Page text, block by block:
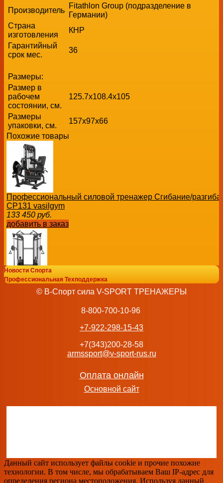
Производитель
Fitathlon Group (подразделение в
Германии)
Страна
изготовления
КНР
Гарантийный
срок мес.
36
Размеры:
Размер в
рабочем
состоянии, см.
125.7х108.4x105
Размеры
упаковки, см.
157х97x66
Похожие товары
Профессиональный силовой тренажер Сгибание/
CP131 vasilgym
133 450 руб.
добавить в заказ
ДВОЙНОЙ БЛОК REALLEADER FM-2001 спортивные
BRONZE GYM BR-1007 Скамья Скотта
LFP217 узси
114 750 руб.
добавить в заказ
Новости Спорта
Профессиональная Техподдержка
© В-Спорт сила V-SPORT ТРЕНАЖЕРЫ
8-800-700-10-96
+7-922-298-15-43
+7(343)200-28-58
armssport@v-sport-rus.ru
Оплата онлайн
Основной сайт
Данный сайт использует файлы cookie и прочие похожие
технологии. В том числе, мы обрабатываем Ваш IP-адрес для
определения региона местоположения. Используя данный